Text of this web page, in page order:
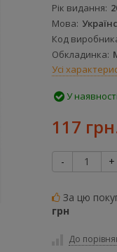
Рік видання
Мова
Код
Обкладинка
Усі
У наявності
117
- +
За цю
грн
До